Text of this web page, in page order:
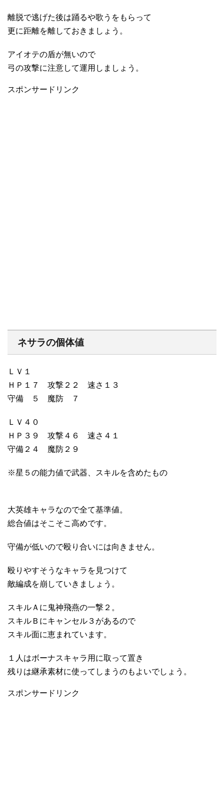
離脱で逃げた後は踊るや歌うをもらって
更に距離を離しておきましょう。
アイオテの盾が無いので
弓の攻撃に注意して運用しましょう。
スポンサードリンク
ネサラの個体値
ＬＶ１
ＨＰ１７ 攻撃２２ 速さ１３
守備 ５ 魔防 ７
ＬＶ４０
ＨＰ３９ 攻撃４６ 速さ４１
守備２４ 魔防２９
※星５の能力値で武器、スキルを含めたもの
大英雄キャラなので全て基準値。
総合値はそこそこ高めです。
守備が低いので殴り合いには向きません。
殴りやすそうなキャラを見つけて
敵編成を崩していきましょう。
スキルＡに鬼神飛燕の一撃２。
スキルＢにキャンセル３があるので
スキル面に恵まれています。
１人はボーナスキャラ用に取って置き
残りは継承素材に使ってしまうのもよいでしょう。
スポンサードリンク